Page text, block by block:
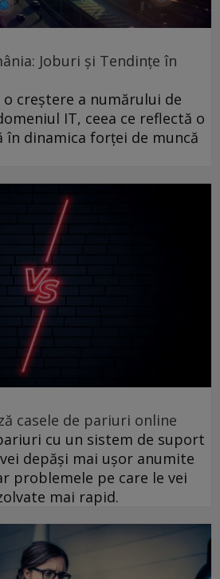
Joburi și Tendințe în
creștere a numărului de
IT, ceea ce reflectă o
dinamica forței de muncă
casele de pariuri online
cu un sistem de suport
depăși mai ușor anumite
problemele pe care le vei
mai rapid.